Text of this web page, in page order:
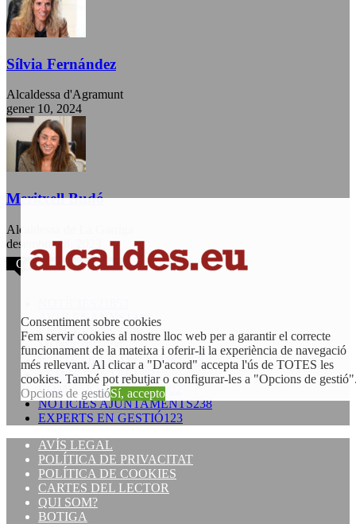
Sílvia Fernández
Alcaldessa d'Agramunt
gener 10, 2024
Meritxell Budó
Alcaldessa de La Garriga
desembre 18, 2023
Categories populars
AVUI FA ANYS1418
ENTREVISTES629
MUNICIPIS506
PACTE DELS ALCALDES455
TEMES D'INTERÈS312
COMISSIÓ EUROPEA302
NOTÍCIES AJUNTAMENTS238
EXPERTS EN GESTIÓ123
AVÍS LEGAL
POLÍTICA DE PRIVACITAT
POLÍTICA DE COOKIES
CARTES DEL LECTOR
QUI SOM?
BOTIGA
Consentiment sobre cookies
Fem servir cookies al nostre lloc web per a garantir el correcte
funcionament de la mateixa i oferir-li la experiència de navegació
més rellevant. Al clicar a "D'acord" accepta l'ús de TOTES les
cookies. També pot rebutjar o configurar-les a "Opcions de
Opcions de gestióSí, accepto